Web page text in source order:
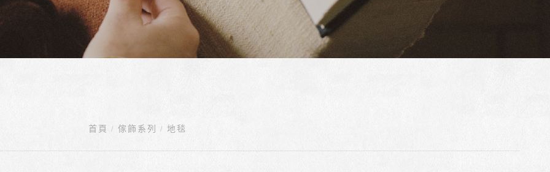
首頁 傢飾系列 地毯